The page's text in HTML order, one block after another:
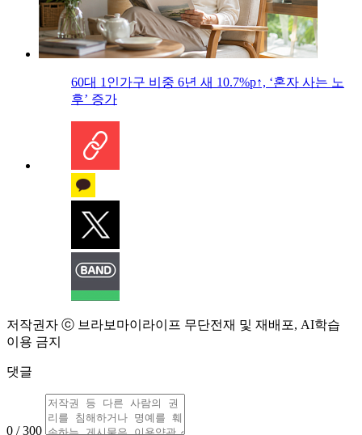
60대 1인가구 비중 6년 새 10.7%p↑, ‘혼자 사는 노
후’ 증가
저작권자 ⓒ 브라보마이라이프 무단전재 및 재배포, AI학습
이용 금지
댓글
0 / 300